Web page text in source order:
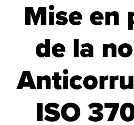
Mise en
de la
ISO